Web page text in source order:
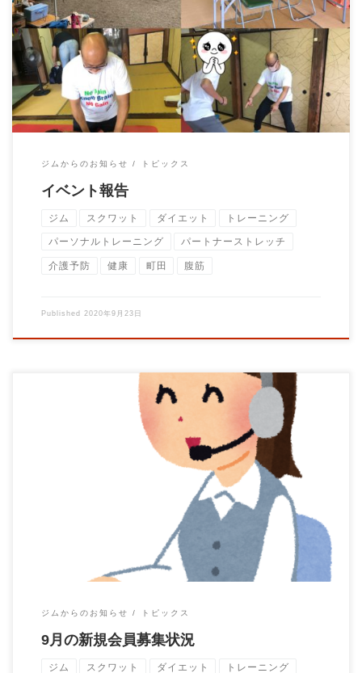
町田市の祥雲寺にて行われました寺フェス秋の陣 にブース出展
して参りました！ パーソナルトレーニング、 […]
ジムからのお知らせ トピックス
イベント報告
ジム スクワット ダイエット トレーニング
パーソナルトレーニング パートナーストレッチ
介護予防 健康 町田 腹筋
Published 2020年9月23日
すこーし涼しくなってまいりました。 いかがお過ごしでしょう
か？ ジムの床を拡張しました！ 快適に過ご […]
ジムからのお知らせ トピックス
9月の新規会員募集状況
ジム スクワット ダイエット トレーニング